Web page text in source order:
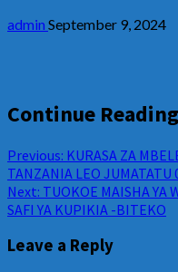
admin September 9, 2024
Continue Reading
Previous: KURASA ZA
TANZANIA LEO JUMATATU
Next: TUOKOE MAISHA YA
SAFI YA KUPIKIA -BITEKO
Leave a Reply